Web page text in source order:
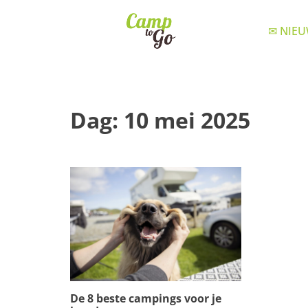
✉
Dag: 10 mei 2025
De 8 beste campings voor je